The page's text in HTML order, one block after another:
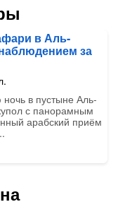
в Аль-
за
в пустыне Аль-
с панорамным
арабский приём